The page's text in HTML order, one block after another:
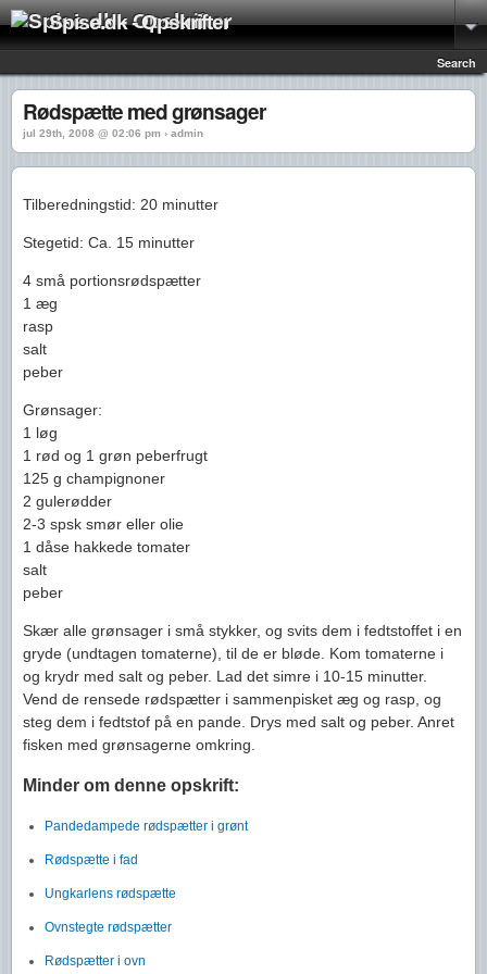
Spise.dk - Opskrifter
Search
Rødspætte med grønsager
jul 29th, 2008 @ 02:06 pm › admin
Tilberedningstid: 20 minutter
Stegetid: Ca. 15 minutter
4 små portionsrødspætter
1 æg
rasp
salt
peber
Grønsager:
1 løg
1 rød og 1 grøn peberfrugt
125 g champignoner
2 gulerødder
2-3 spsk smør eller olie
1 dåse hakkede tomater
salt
peber
Skær alle grønsager i små stykker, og svits dem i fedtstoffet i en
gryde (undtagen tomaterne), til de er bløde. Kom tomaterne i
og krydr med salt og peber. Lad det simre i 10-15 minutter.
Vend de rensede rødspætter i sammenpisket æg og rasp, og
steg dem i fedtstof på en pande. Drys med salt og peber. Anret
fisken med grønsagerne omkring.
Minder om denne opskrift:
Pandedampede rødspætter i grønt
Rødspætte i fad
Ungkarlens rødspætte
Ovnstegte rødspætter
Rødspætter i ovn